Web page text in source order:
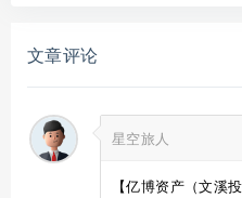
文章评论
星空旅人
【亿博资产（文溪